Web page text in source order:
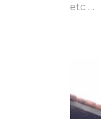
etc …